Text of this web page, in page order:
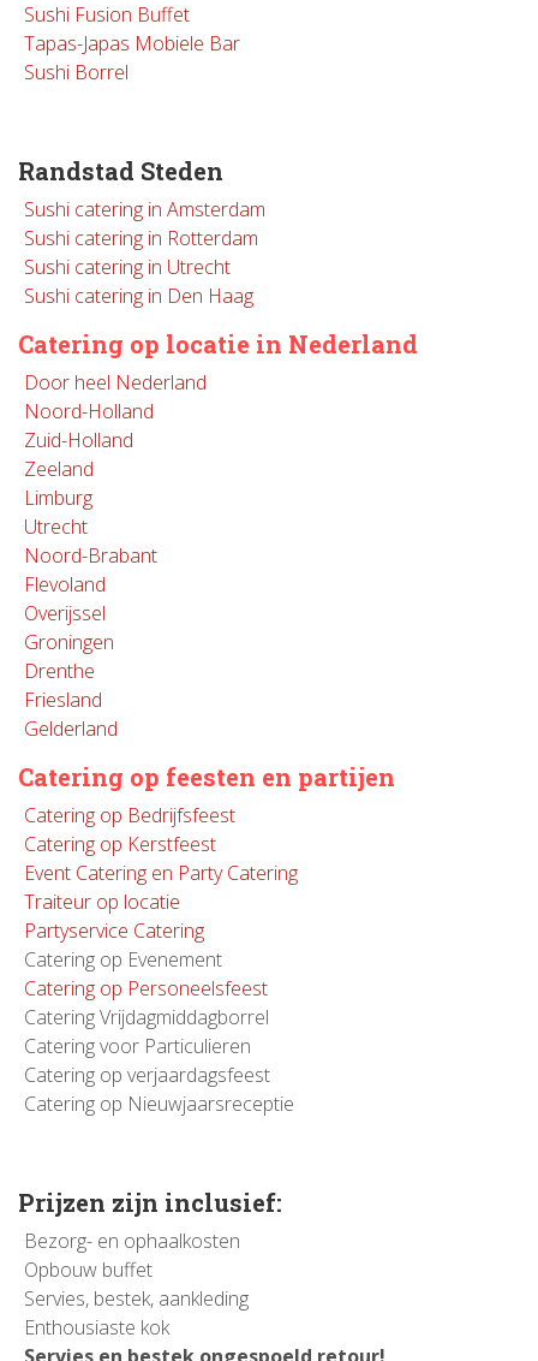
Sushi Fusion Buffet
Tapas-Japas Mobiele Bar
Sushi Borrel
Randstad Steden
Sushi catering in Amsterdam
Sushi catering in Rotterdam
Sushi catering in Utrecht
Sushi catering in Den Haag
Catering op locatie in Nederland
Door heel Nederland
Noord-Holland
Zuid-Holland
Zeeland
Limburg
Utrecht
Noord-Brabant
Flevoland
Overijssel
Groningen
Drenthe
Friesland
Gelderland
Catering op feesten en partijen
Catering op Bedrijfsfeest
Catering op Kerstfeest
Event Catering en Party Catering
Traiteur op locatie
Partyservice Catering
Catering op Evenement
Catering op Personeelsfeest
Catering Vrijdagmiddagborrel
Catering voor Particulieren
Catering op verjaardagsfeest
Catering op Nieuwjaarsreceptie
Prijzen zijn inclusief:
Bezorg- en ophaalkosten
Opbouw buffet
Servies, bestek, aankleding
Enthousiaste kok